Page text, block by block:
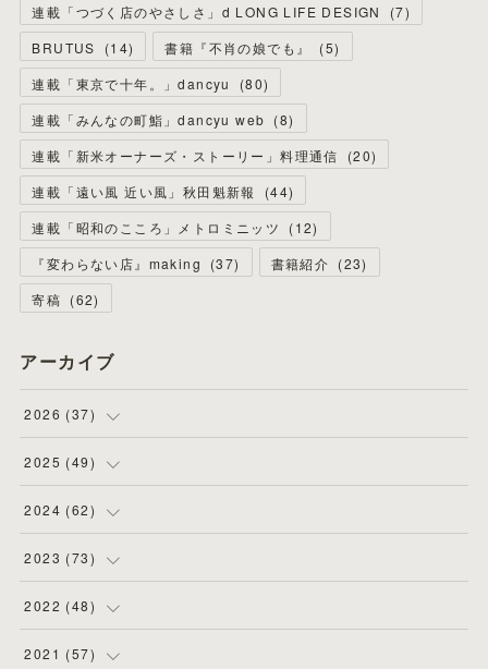
連載「つづく店のやさしさ」d LONG LIFE DESIGN
(7)
BRUTUS
(14) 書籍『不肖の娘でも』 (5)
連載「東京で十年。」dancyu
(80)
連載「みんなの町鮨」dancyu web (8)
連載「新米オーナーズ・ストーリー」料理通信
(20)
連載「遠い風 近い風」秋田魁新報
(44)
連載「昭和のこころ」メトロミニッツ
(12)
『変わらない店』making
(37) 書籍紹介 (23)
寄稿 (62)
アーカイブ
2026 (37)
(4)
(8)
(2)
( 11
2025 (49)
(3)
(4)
(3)
(4)
2024 (62)
(4)
(5)
(5)
2023 (73)
(8)
(6)
2022 (48)
(4)
2021 (57)